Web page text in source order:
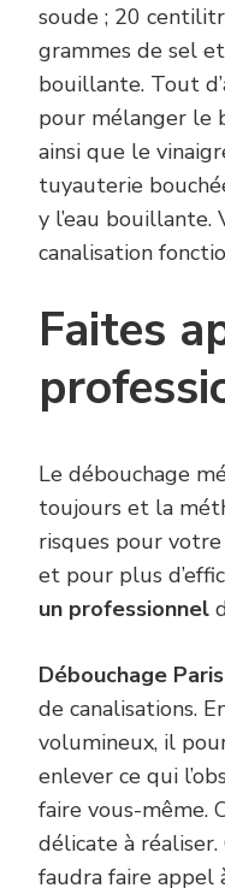
soude ; 20
grammes de sel et
bouillante. Tout
pour mélanger le
ainsi que le
tuyauterie
y l’eau bouillante.
canalisation
Faites
Le débouchage
toujours et la
risques pour
et pour plus
un professionnel
Débouchage Paris
de canalisations.
volumineux, il
enlever ce qui
faire vous-même.
délicate à réaliser.
faudra faire appel